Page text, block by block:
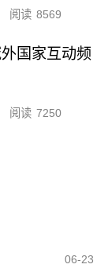
阅读 8569
国家互动频
阅读 7250
06-23